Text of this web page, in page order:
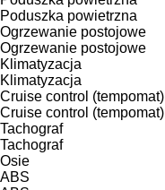
Poduszka powietrzna
Ogrzewanie postojowe
Ogrzewanie postojowe
Klimatyzacja
Klimatyzacja
Cruise control (tempomat)
Cruise control (tempomat)
Tachograf
Tachograf
Osie
ABS